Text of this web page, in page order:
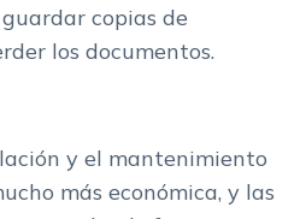
copias de
los documentos.
y el mantenimiento
más económica, y las